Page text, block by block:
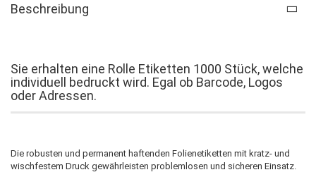
Beschreibung
Sie erhalten eine Rolle Etiketten 1000 Stück, welche
individuell bedruckt wird. Egal ob Barcode, Logos
oder Adressen.
Die robusten und permanent haftenden Folienetiketten mit kratz- und
wischfestem Druck gewährleisten problemlosen und sicheren Einsatz.